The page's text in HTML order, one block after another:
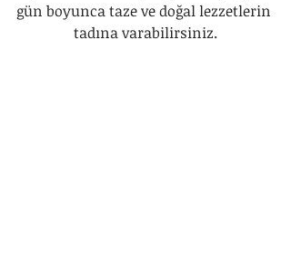
gün boyunca taze ve doğal lezzetlerin
tadına varabilirsiniz.